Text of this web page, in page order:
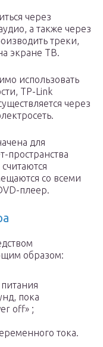
через
а также через
треки,
экране ТВ.
использовать
TP-Link
через
для
пространства
со всеми
плеер.
образом:
пока
off» ;
тока.